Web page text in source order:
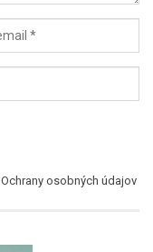
Ochrany osobných údajov